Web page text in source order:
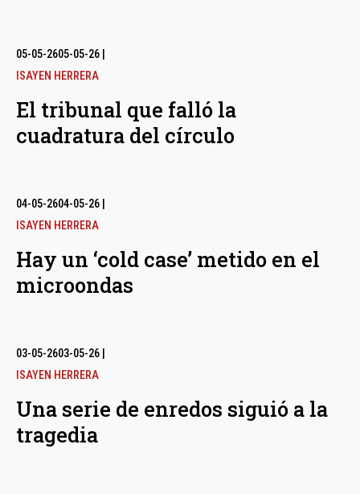
05-05-2605-05-26
ISAYEN HERRERA
El tribunal que falló la
cuadratura del círculo
04-05-2604-05-26
ISAYEN HERRERA
Hay un ‘cold case’ metido en el
microondas
03-05-2603-05-26
ISAYEN HERRERA
Una serie de enredos siguió a la
tragedia